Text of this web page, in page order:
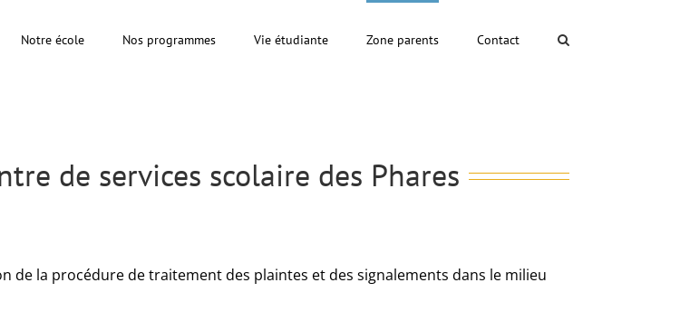
Notre école Nos programmes Vie étudiante Zone parents Contact
de services scolaire des Phares
de la procédure de traitement des plaintes et des signalements dans le milieu